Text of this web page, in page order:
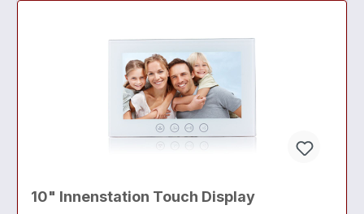
10" Innenstation Touch Display